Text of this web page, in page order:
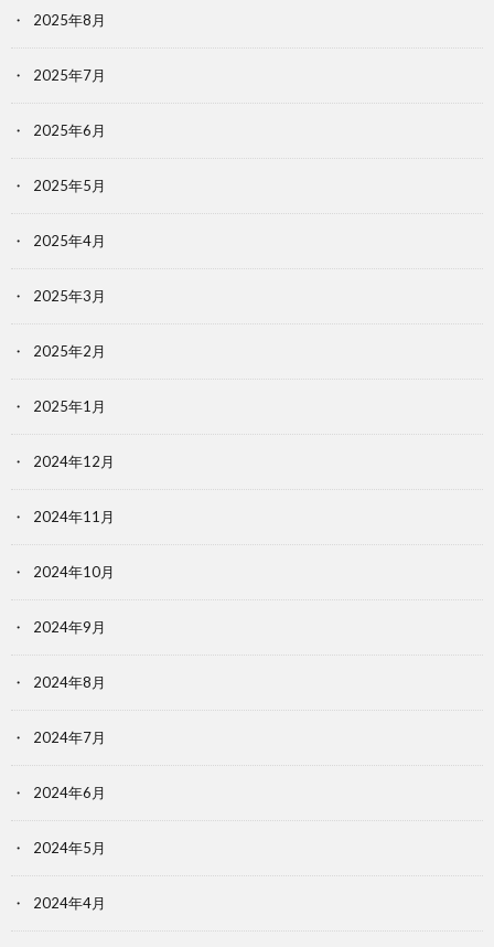
2025年8月
2025年7月
2025年6月
2025年5月
2025年4月
2025年3月
2025年2月
2025年1月
2024年12月
2024年11月
2024年10月
2024年9月
2024年8月
2024年7月
2024年6月
2024年5月
2024年4月